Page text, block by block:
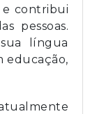
contribui
pessoas.
língua
educação,